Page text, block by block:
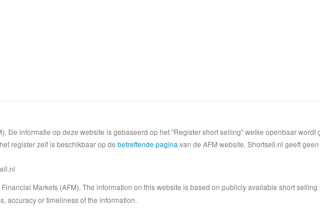
De informatie op deze website is gebaseerd op het "Register short selling" welke openbaar
register zelf is beschikbaar op de betreffende pagina van de AFM website. Shortsell.nl geeft
Markets (AFM). The information on this website is based on publicly available short
accuracy or timeliness of the information.